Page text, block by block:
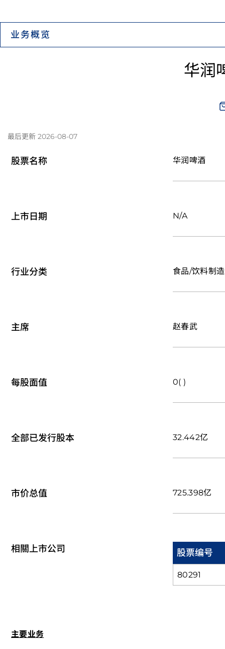
业务概览
华润
最后更新 2026-08-07
股票名称 华润啤酒
上市日期 N/A
行业分类 食品/饮料制造
主席 赵春武
每股面值 0( )
全部已发行股本 32.442亿
市价总值 725.398亿
相關上市公司 股票编号
80291
主要业务